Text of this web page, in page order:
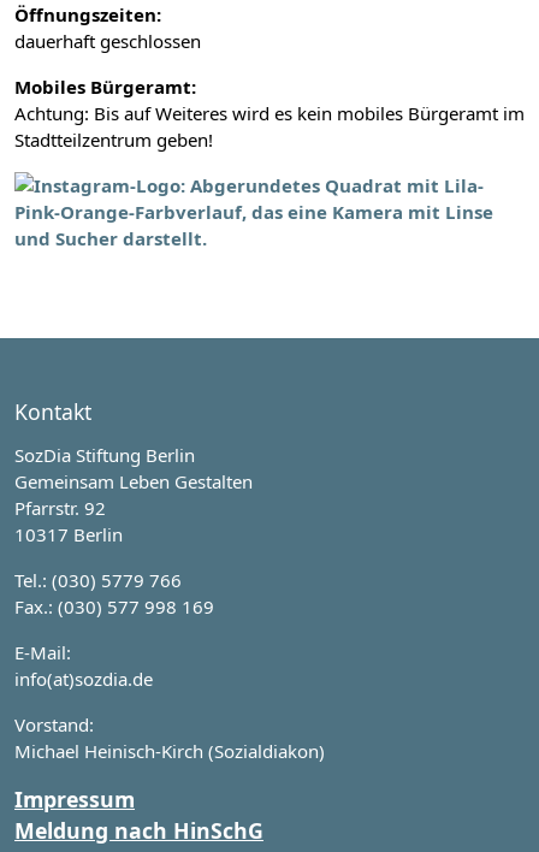
Öffnungszeiten:
dauerhaft geschlossen
Mobiles Bürgeramt:
Achtung: Bis auf Weiteres wird es kein mobiles Bürgeramt im
Stadtteilzentrum geben!
Kontakt
SozDia Stiftung Berlin
Gemeinsam Leben Gestalten
Pfarrstr. 92
10317 Berlin
Tel.: (030) 5779 766
Fax.: (030) 577 998 169
E-Mail:
info(at)sozdia.de
Vorstand:
Michael Heinisch-Kirch (Sozialdiakon)
Impressum
Meldung nach HinSchG